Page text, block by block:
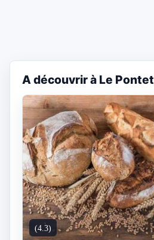
A découvrir à Le Pontet
(4.3)